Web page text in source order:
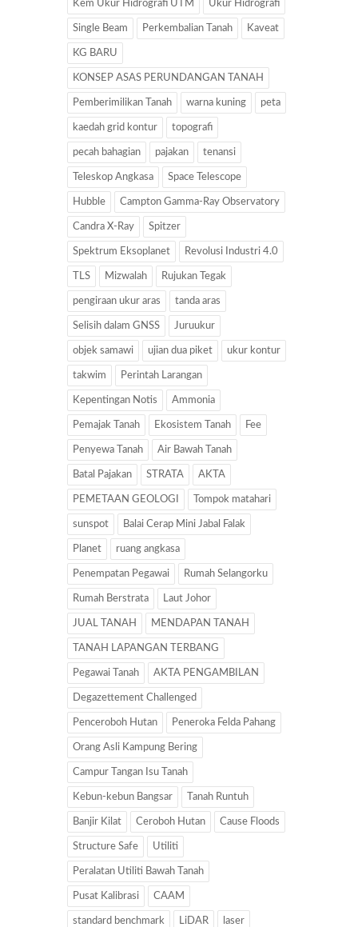
Kem Ukur Hidrografi UTM Ukur Hidrografi
Single Beam Perkembalian Tanah Kaveat
KG BARU
KONSEP ASAS PERUNDANGAN TANAH
Pemberimilikan Tanah warna kuning peta
kaedah grid kontur topografi
pecah bahagian pajakan tenansi
Teleskop Angkasa Space Telescope
Hubble Campton Gamma-Ray Observatory
Candra X-Ray Spitzer
Spektrum Eksoplanet Revolusi Industri 4.0
TLS Mizwalah Rujukan Tegak
pengiraan ukur aras tanda aras
Selisih dalam GNSS Juruukur
objek samawi ujian dua piket ukur kontur
takwim Perintah Larangan
Kepentingan Notis Ammonia
Pemajak Tanah Ekosistem Tanah Fee
Penyewa Tanah Air Bawah Tanah
Batal Pajakan STRATA AKTA
PEMETAAN GEOLOGI Tompok matahari
sunspot Balai Cerap Mini Jabal Falak
Planet ruang angkasa
Penempatan Pegawai Rumah Selangorku
Rumah Berstrata Laut Johor
JUAL TANAH MENDAPAN TANAH
TANAH LAPANGAN TERBANG
Pegawai Tanah AKTA PENGAMBILAN
Degazettement Challenged
Penceroboh Hutan Peneroka Felda Pahang
Orang Asli Kampung Bering
Campur Tangan Isu Tanah
Kebun-kebun Bangsar Tanah Runtuh
Banjir Kilat Ceroboh Hutan Cause Floods
Structure Safe Utiliti
Peralatan Utiliti Bawah Tanah
Pusat Kalibrasi CAAM
standard benchmark LiDAR laser